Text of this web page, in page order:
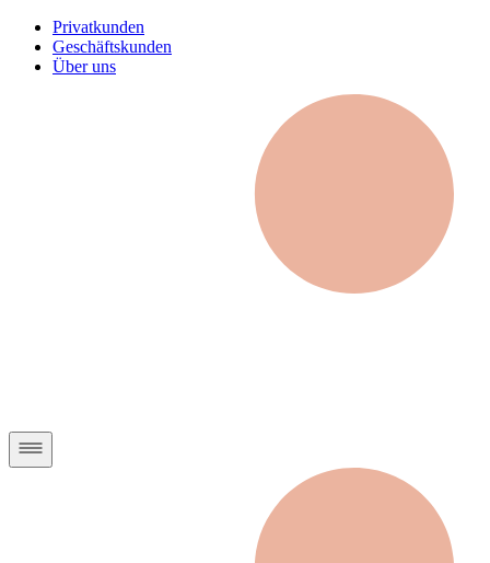
Privatkunden
Geschäftskunden
Über uns